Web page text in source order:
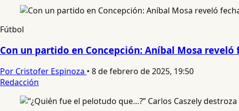
Fútbol
Con un partido en Concepción: Aníbal Mosa
Por Cristofer Espinoza • 8 de febrero de 2025, 19:50
Redacción